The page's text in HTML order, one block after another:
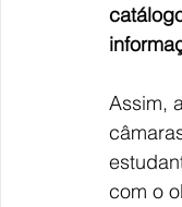
Assim,
com o